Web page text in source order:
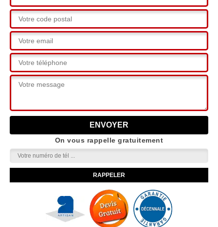
On vous rappelle gratuitement